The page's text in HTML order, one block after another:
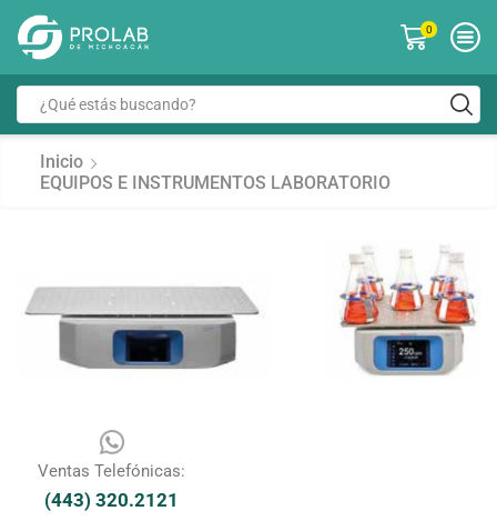
0
Inicio
EQUIPOS E INSTRUMENTOS LABORATORIO
Ventas Telefónicas:
(443) 320.2121